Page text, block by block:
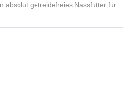
absolut getreidefreies Nassfutter für